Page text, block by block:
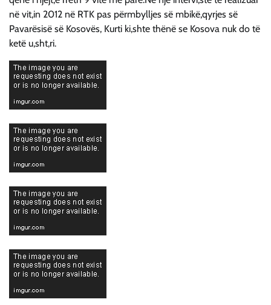
në vit,in 2012 në RTK pas përmbylljes së mbikë,qyrjes së
Pavarësisë së Kosovës, Kurti ki,shte thënë se Kosova nuk do të
ketë u,sht,ri.